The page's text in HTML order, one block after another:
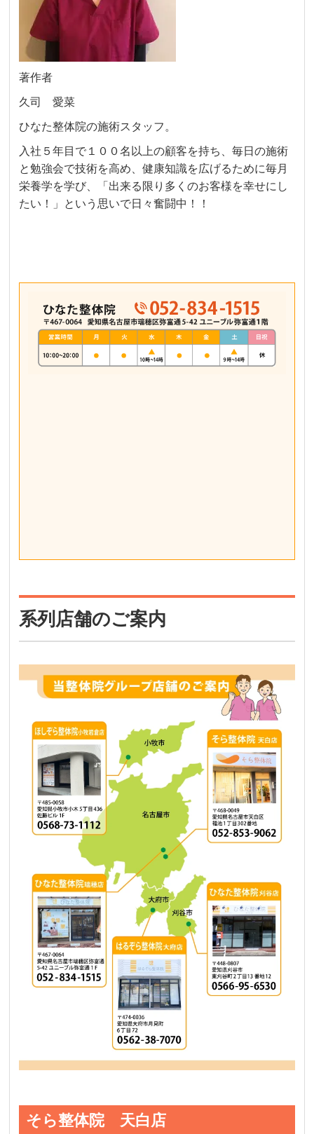
著作者
久司 愛菜
ひなた整体院の施術スタッフ。
入社５年目で１００名以上の顧客を持ち、毎日の施術
と勉強会で技術を高め、健康知識を広げるために毎月
栄養学を学び、「出来る限り多くのお客様を幸せにし
たい！」という思いで日々奮闘中！！
系列店舗のご案内
そら整体院 天白店